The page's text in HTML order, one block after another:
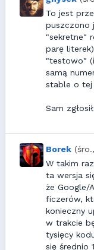
To jest
puszczono
"sekretne"
parę
"testowo"
samą
stable o tej
Sam
Borek
W takim
ta wersja
że Google/
ficzerów,
konieczny
w trakcie
tysięcy
się średnio